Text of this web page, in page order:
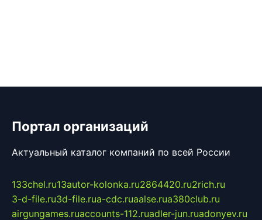
Портал организаций
Актуальный каталог компаний по всей России
133chel.ru13autor-kolonka.ru2864420.ru2rich.ru
3-d-file.ru3d-file.rua-cdc.ruaalse.rua380club.ru
airgungames.ruaccounts-112.ruadler-jun.ruadonyev.ru